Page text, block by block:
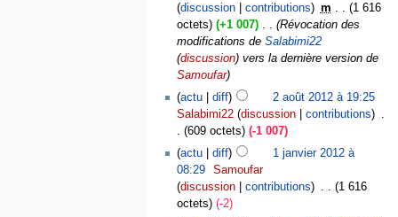
discussion
contributions m
1 616
octets
+1 007
Révocation des
modifications deSalabimi22
(discussion) vers la dernière version de
Samoufar
actu
diff
2 août 2012 à 19:25
Salabimi22 discussion contributions
609 octets
-1 007
actu
diff
1 janvier 2012 à
08:29
Samoufar
discussion
contributions
1 616
octets
-2